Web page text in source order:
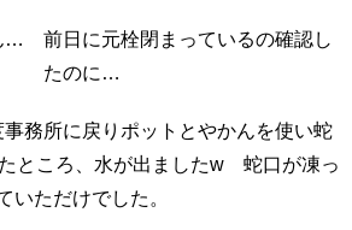
… 前日に元栓閉まっているの確認し
たのに…
務所に戻りポットとやかんを使い蛇
ところ、水が出ましたw 蛇口が凍っ
いただけでした。